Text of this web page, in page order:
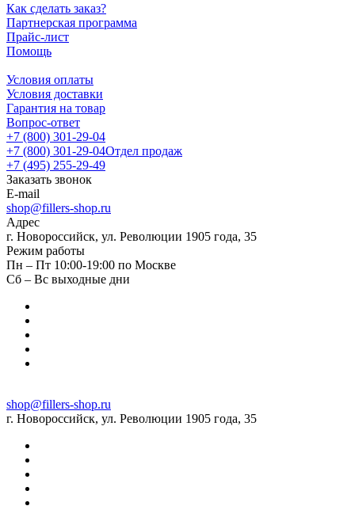
Как сделать заказ?
Партнерская программа
Прайс-лист
Помощь
Условия оплаты
Условия доставки
Гарантия на товар
Вопрос-ответ
+7 (800) 301-29-04
+7 (800) 301-29-04Отдел продаж
+7 (495) 255-29-49
Заказать звонок
E-mail
shop@fillers-shop.ru
Адрес
г. Новороссийск, ул. Революции 1905 года, 35
Режим работы
Пн – Пт 10:00-19:00 по Москве
Сб – Вс выходные дни
shop@fillers-shop.ru
г. Новороссийск, ул. Революции 1905 года, 35